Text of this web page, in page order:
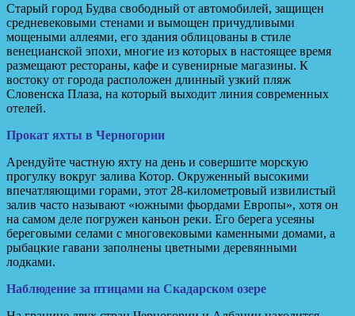
Старый город Будва свободный от автомобилей, защищен
средневековыми стенами и вымощен причудливыми
мощеными аллеями, его здания облицованы в стиле
венецианской эпохи, многие из которых в настоящее время
размещают рестораны, кафе и сувенирные магазины. К
востоку от города расположен длинный узкий пляж
Словенска Плаза, на который выходит линия современных
отелей.
Прокат яхты в Черногории
Арендуйте частную яхту на день и совершите морскую
прогулку вокруг залива Котор. Окруженный высокими
впечатляющими горами, этот 28-километровый извилистый
залив часто называют «южными фьордами Европы», хотя он
на самом деле погружен каньон реки. Его берега усеяны
береговыми селами с многовековыми каменными домами, а
рыбацкие гавани заполнены цветными деревянными
лодками.
Наблюдение за птицами на Скадарском озере